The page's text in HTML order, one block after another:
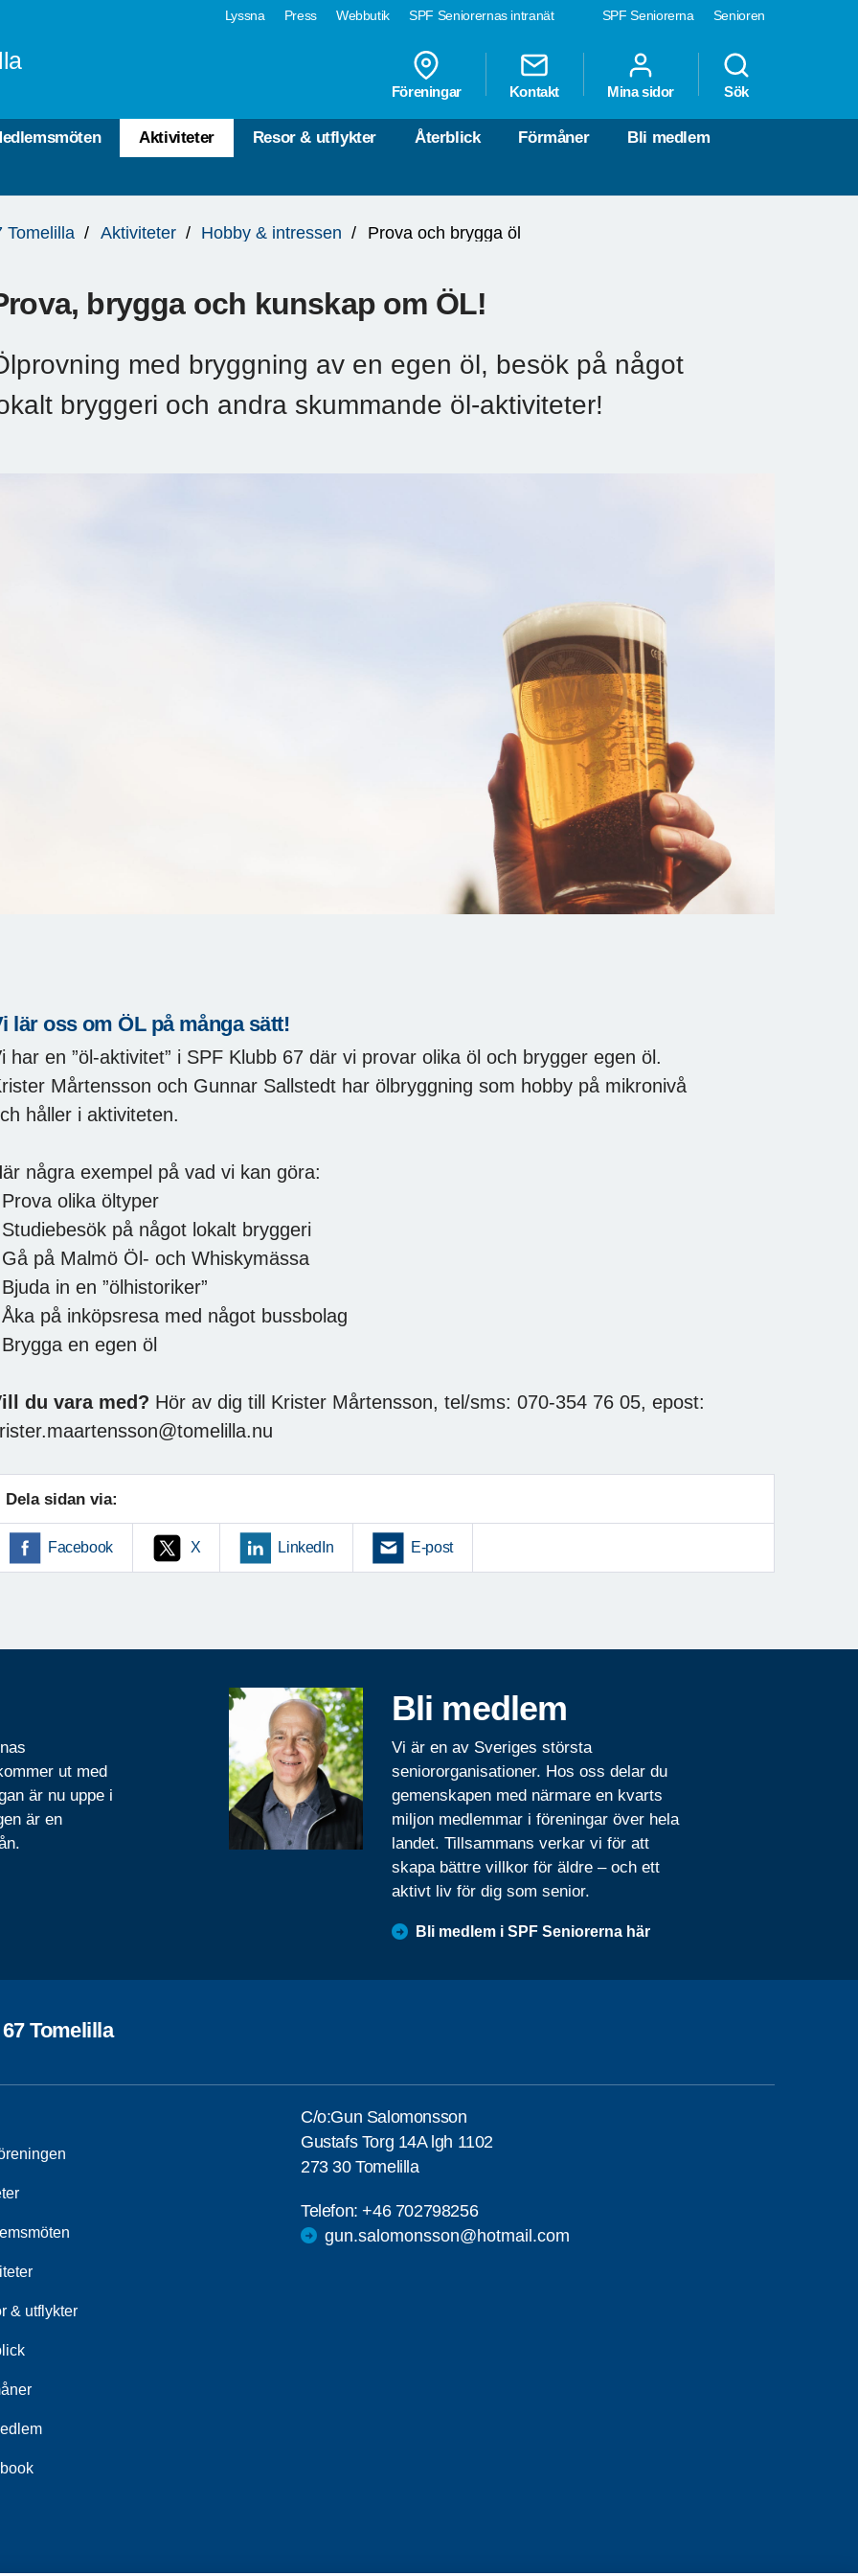
SPF Seniorerna Senioren
Lyssna Press Webbutik SPF Seniorernas intranät
Föreningar Kontakt Mina sidor Sök
Aktiviteter Resor & utflykter Återblick Förmåner Bli medlem
Tomelilla Aktiviteter Hobby & intressen Prova och brygga öl
brygga och kunskap om ÖL!
med bryggning av en egen öl, besök på något
bryggeri och andra skummande öl-aktiviteter!
lär oss om ÖL på många sätt!
har en ”öl-aktivitet” i SPF Klubb 67 där vi provar olika öl och brygger egen öl.
Mårtensson och Gunnar Sallstedt har ölbryggning som hobby på mikronivå
håller i aktiviteten.
några exempel på vad vi kan göra:
olika öltyper
på något lokalt bryggeri
på Malmö Öl- och Whiskymässa
in en ”ölhistoriker”
på inköpsresa med något bussbolag
en egen öl
du vara med? Hör av dig till Krister Mårtensson, tel/sms: 070-354 76 05, epost:
Dela sidan via:
Facebook X LinkedIn E-post
ut med
är nu uppe i
är en
Bli medlem
Vi är en av Sveriges största
seniororganisationer. Hos oss delar du
gemenskapen med närmare en kvarts
miljon medlemmar i föreningar över hela
landet. Tillsammans verkar vi för att
skapa bättre villkor för äldre – och ett
aktivt liv för dig som senior.
Bli medlem i SPF Seniorerna här
Tomelilla
& utflykter
C/o:Gun Salomonsson
Gustafs Torg 14A lgh 1102
273 30 Tomelilla
Telefon:+46 702798256
gun.salomonsson@hotmail.com